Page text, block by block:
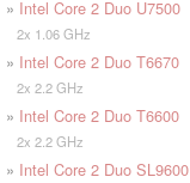
» Intel Core 2 Duo U7500
2x 1.06 GHz
» Intel Core 2 Duo T6670
2x 2.2 GHz
» Intel Core 2 Duo T6600
2x 2.2 GHz
» Intel Core 2 Duo SL9600